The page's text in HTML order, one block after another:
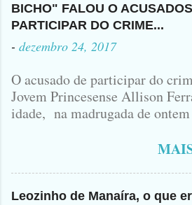
BICHO" FALOU O
PARTICIPAR DO CRIME...
- dezembro 24, 2017
O acusado de participar do
Jovem Princesense Allison
idade, na madrugada de
vulgo ( CORRÓ ) falou como
Leozinho de Manaíra, o que